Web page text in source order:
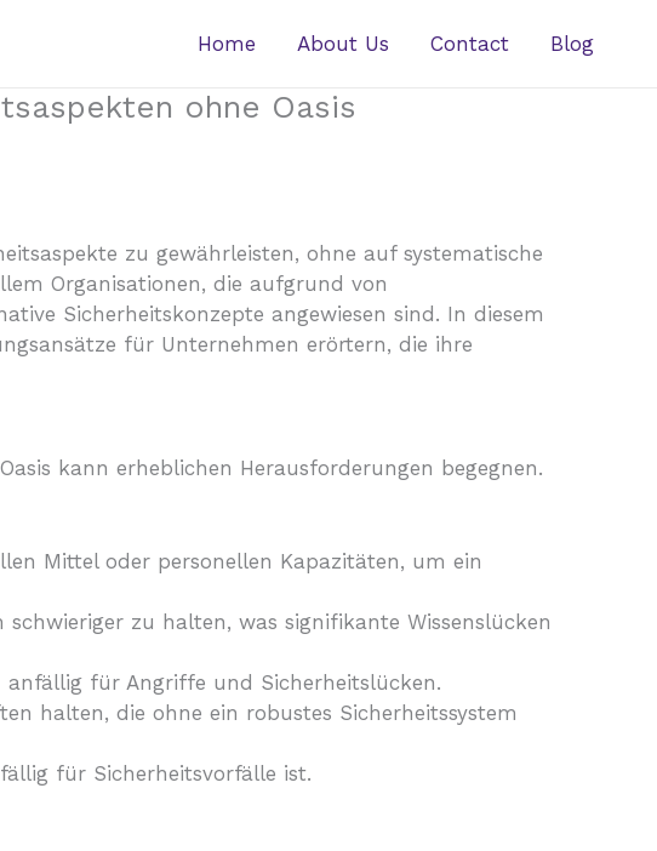
Home About Us Contact Blog
ohne Oasis
zu gewährleisten, ohne auf systematische
Organisationen, die aufgrund von
Sicherheitskonzepte angewiesen sind. In diesem
für Unternehmen erörtern, die ihre
kann erheblichen Herausforderungen begegnen.
Mittel oder personellen Kapazitäten, um ein
zu halten, was signifikante Wissenslücken
für Angriffe und Sicherheitslücken.
halten, die ohne ein robustes Sicherheitssystem
für Sicherheitsvorfälle ist.